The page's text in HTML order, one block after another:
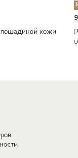
лошадиной кожи